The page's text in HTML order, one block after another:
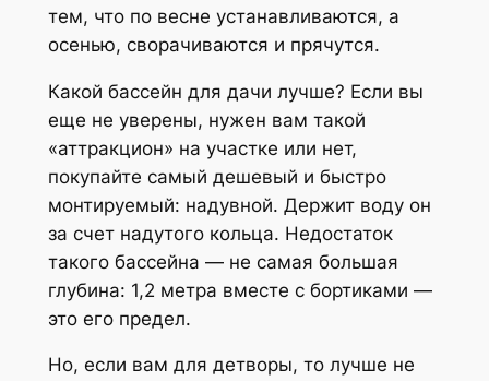
тем, что по весне устанавливаются, а
осенью, сворачиваются и прячутся.
Какой бассейн для дачи лучше? Если вы
еще не уверены, нужен вам такой
«аттракцион» на участке или нет,
покупайте самый дешевый и быстро
монтируемый: надувной. Держит воду он
за счет надутого кольца. Недостаток
такого бассейна — не самая большая
глубина: 1,2 метра вместе с бортиками —
это его предел.
Но, если вам для детворы, то лучше не